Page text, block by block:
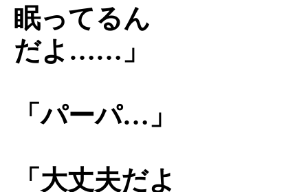
眠ってるん
だよ……」
「パーパ…」
「大丈夫だよ